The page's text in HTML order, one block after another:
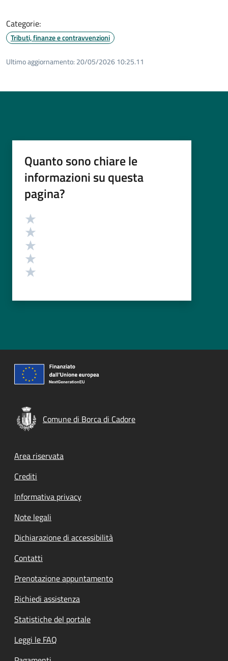
Categorie:
Tributi, finanze e contravvenzioni
Ultimo aggiornamento: 20/05/2026 10:25.11
Quanto sono chiare le
informazioni su questa
pagina?
Valutazione
Comune di Borca di Cadore
Footer menu
Area riservata
Crediti
Informativa privacy
Note legali
Dichiarazione di accessibilità
Contatti
Prenotazione appuntamento
Richiedi assistenza
Statistiche del portale
Leggi le FAQ